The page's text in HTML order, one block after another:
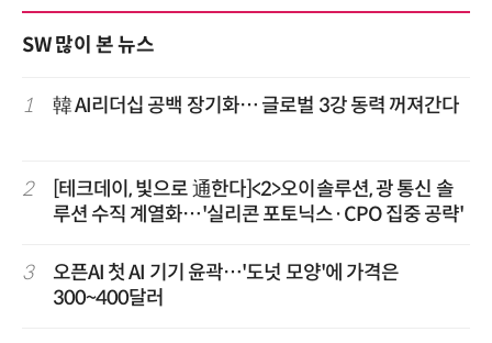
SW 많이 본 뉴스
1 韓 AI리더십 공백 장기화… 글로벌 3강 동력 꺼져간다
2
[테크데이, 빛으로 通한다]<2>오이솔루션, 광 통신 솔
루션 수직 계열화…'실리콘 포토닉스·CPO 집중 공략'
3
오픈AI 첫 AI 기기 윤곽…'도넛 모양'에 가격은
300~400달러